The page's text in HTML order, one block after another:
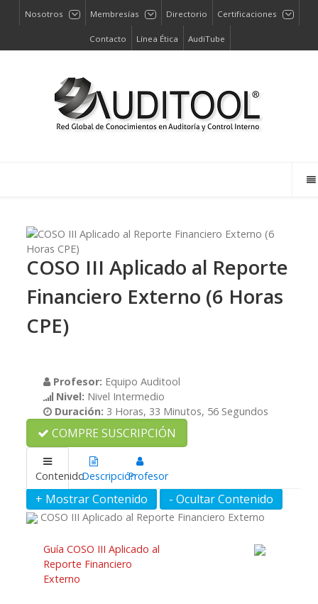
Nosotros Membresías Directorio Certificaciones
Contacto Línea Ética AudiTube
COSO III Aplicado al Reporte
Financiero Externo (6 Horas
CPE)
Profesor: Equipo Auditool
Nivel: Nivel Intermedio
Duración: 3 Horas, 33 Minutos, 56 Segundos
COMPRE SUSCRIPCIÓN
ContenidoDescripciónProfesor
COSO III Aplicado al Reporte Financiero Externo
Guía COSO III Aplicado al
Reporte Financiero
Externo